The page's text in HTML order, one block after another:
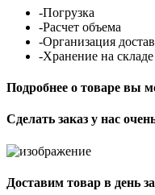
-Погрузка
-Расчет объема
-Организация
-Хранение на
Подробнее о товаре вы
Сделать заказ у нас
Доставим товар в день